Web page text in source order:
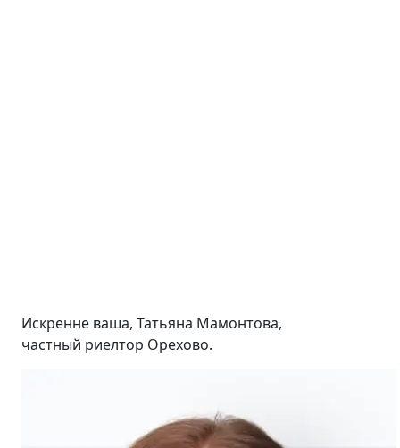
Искренне ваша, Татьяна Мамонтова,
частный риелтор Орехово.